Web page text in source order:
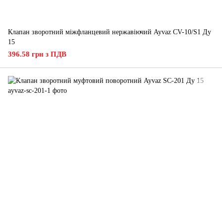
Клапан зворотний міжфланцевий нержавіючий Ayvaz CV-10/S1 Ду
15
396.58 грн з ПДВ